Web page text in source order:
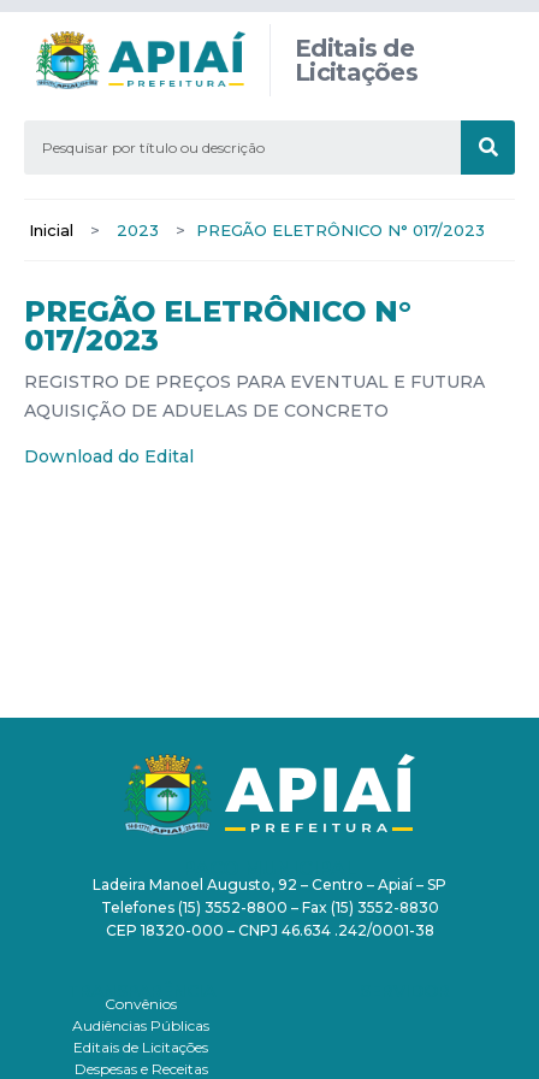
Editais de
Licitações
Inicial > 2023 > PREGÃO ELETRÔNICO N° 017/2023
PREGÃO ELETRÔNICO N°
017/2023
REGISTRO DE PREÇOS PARA EVENTUAL E FUTURA
AQUISIÇÃO DE ADUELAS DE CONCRETO
Download do Edital
Ladeira Manoel Augusto, 92 – Centro – Apiaí – SP
Telefones (15) 3552-8800 – Fax (15) 3552-8830
CEP 18320-000 – CNPJ 46.634 .242/0001-38
Convênios
Audiências Públicas
Editais de Licitações
Despesas e Receitas